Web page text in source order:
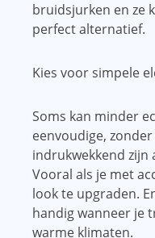
bruidsjurken en ze
perfect alternatief.
Kies voor simpele
Soms kan minder
eenvoudige,
indrukwekkend zijn
Vooral als je met
look te upgraden.
handig wanneer je
warme klimaten.